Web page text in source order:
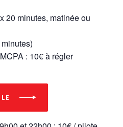
20 minutes, matinée ou
: 10€ à régler